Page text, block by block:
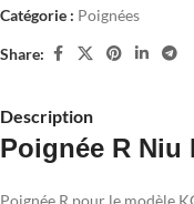
Catégorie : Poignées
Share:
Description
Poignée R Niu